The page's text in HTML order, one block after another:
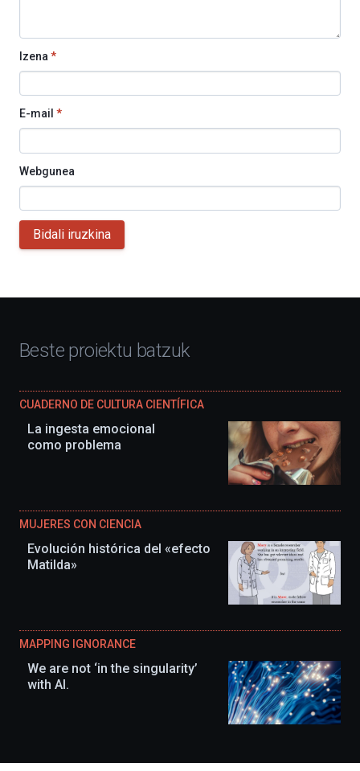
Izena *
E-mail *
Webgunea
Bidali iruzkina
Beste proiektu batzuk
CUADERNO DE CULTURA CIENTÍFICA
La ingesta emocional
como problema
MUJERES CON CIENCIA
Evolución histórica del «efecto
Matilda»
MAPPING IGNORANCE
We are not ‘in the singularity’
with AI.